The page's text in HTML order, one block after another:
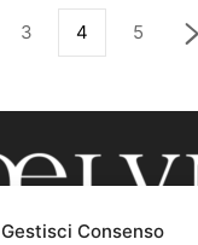
Gestisci Consenso
3 4 5